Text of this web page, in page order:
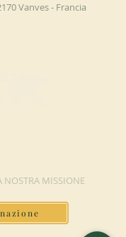
Vanves - Francia
NOSTRA MISSIONE